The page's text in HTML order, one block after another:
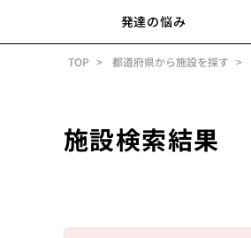
発達の悩み
TOP 都道府県から施設を探す
施設検索結果